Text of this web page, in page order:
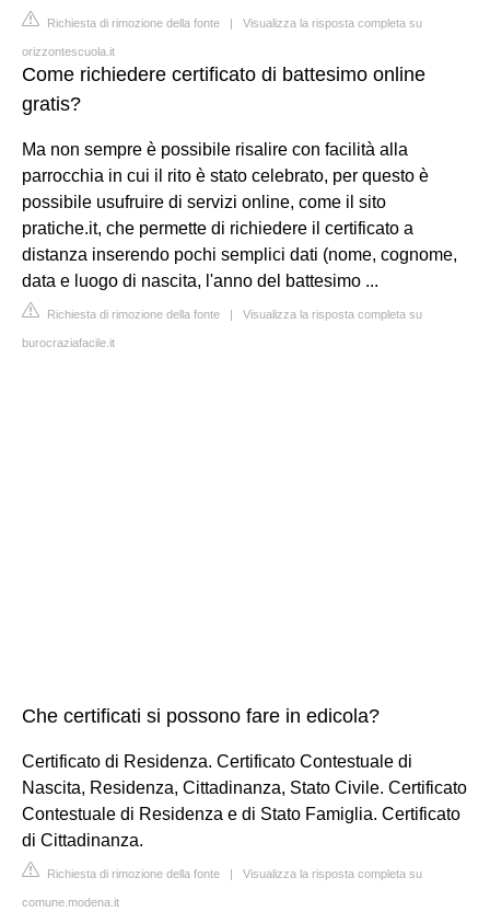
Richiesta di rimozione della fonte | Visualizza la risposta completa su
orizzontescuola.it
Come richiedere certificato di battesimo online
gratis?
Ma non sempre è possibile risalire con facilità alla
parrocchia in cui il rito è stato celebrato, per questo è
possibile usufruire di servizi online, come il sito
pratiche.it, che permette di richiedere il certificato a
distanza inserendo pochi semplici dati (nome, cognome,
data e luogo di nascita, l'anno del battesimo ...
Richiesta di rimozione della fonte | Visualizza la risposta completa su
burocraziafacile.it
Che certificati si possono fare in edicola?
Certificato di Residenza. Certificato Contestuale di
Nascita, Residenza, Cittadinanza, Stato Civile. Certificato
Contestuale di Residenza e di Stato Famiglia. Certificato
di Cittadinanza.
Richiesta di rimozione della fonte | Visualizza la risposta completa su
comune.modena.it